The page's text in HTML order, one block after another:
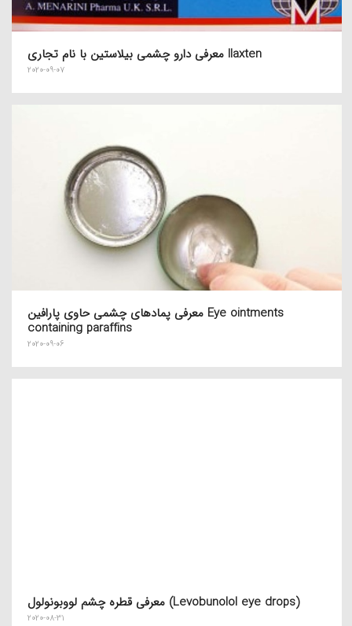
معرفی دارو چشمی بیلاستین با نام تجاری Ilaxten
2020-09-07
معرفی پمادهای چشمی حاوی پارافین Eye ointments
containing paraffins
2020-09-06
معرفی قطره چشم لووبونولول (Levobunolol eye drops)
2020-08-31